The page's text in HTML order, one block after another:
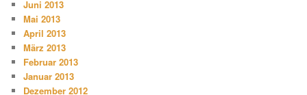
Juni 2013
Mai 2013
April 2013
März 2013
Februar 2013
Januar 2013
Dezember 2012